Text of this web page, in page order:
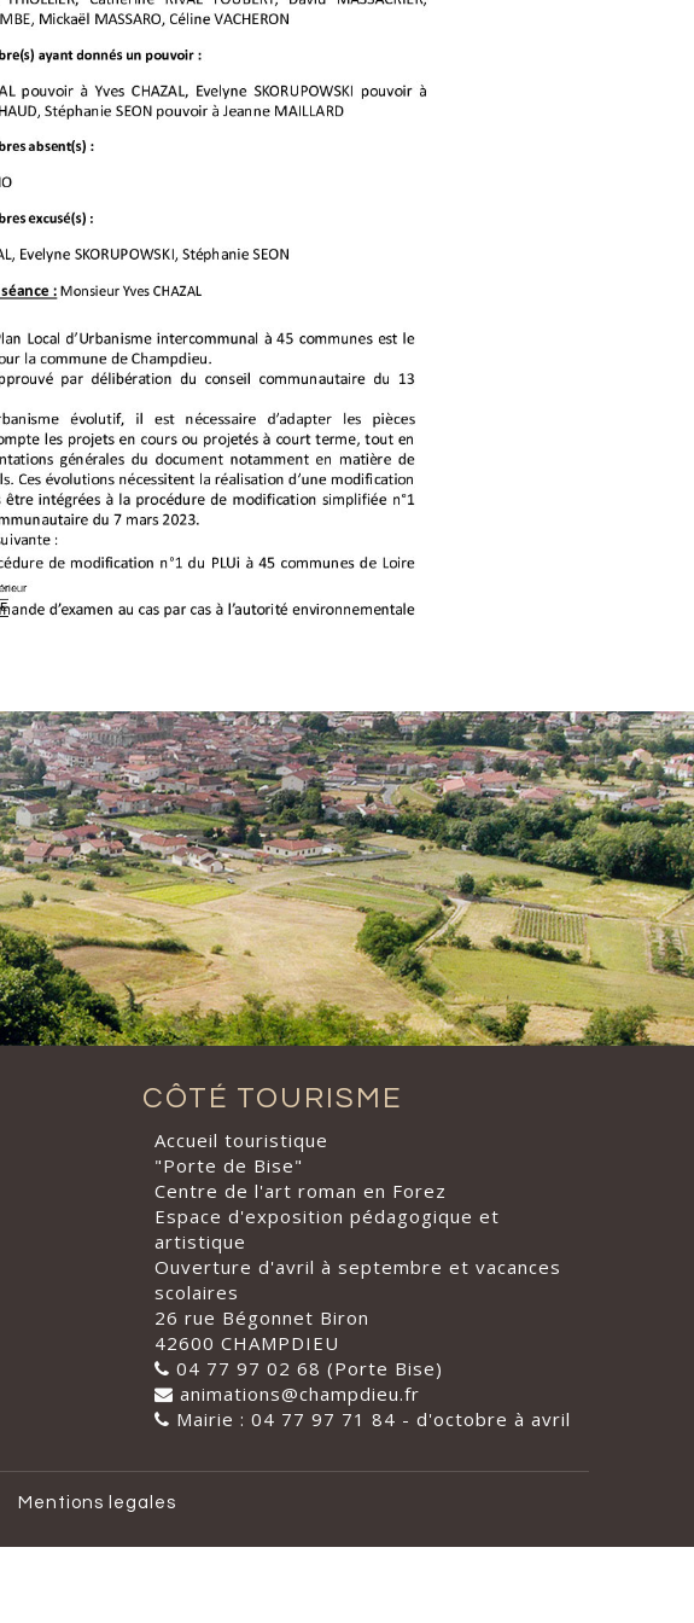
CÔTÉ TOURISME
Accueil touristique
"Porte de Bise"
Centre de l'art roman en Forez
Espace d'exposition pédagogique et
artistique
Ouverture d'avril à septembre et vacances
scolaires
26 rue Bégonnet Biron
42600 CHAMPDIEU
04 77 97 02 68 (Porte Bise)
animations@champdieu.fr
Mairie : 04 77 97 71 84 - d'octobre à avril
Mentions legales